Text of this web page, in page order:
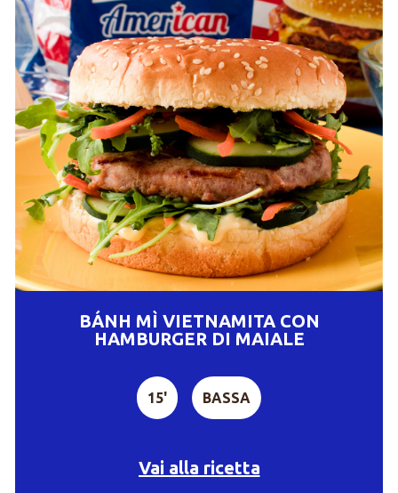
BÁNH MÌ VIETNAMITA CON
HAMBURGER DI MAIALE
15' BASSA
Vai alla ricetta